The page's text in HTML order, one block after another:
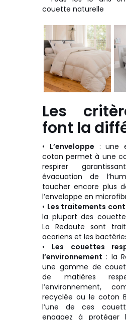
couette naturelle
Les
font la
• L’enveloppe : une
coton permet à une
respirer
évacuation de
toucher encore plus
l’enveloppe en
• Les traitements
la plupart des
La Redoute sont
acariens et les
• Les couettes
l’environnement : la
une gamme de
de matières
l’environnement,
recyclée ou le coton
l’une de ces
engagez à protéger